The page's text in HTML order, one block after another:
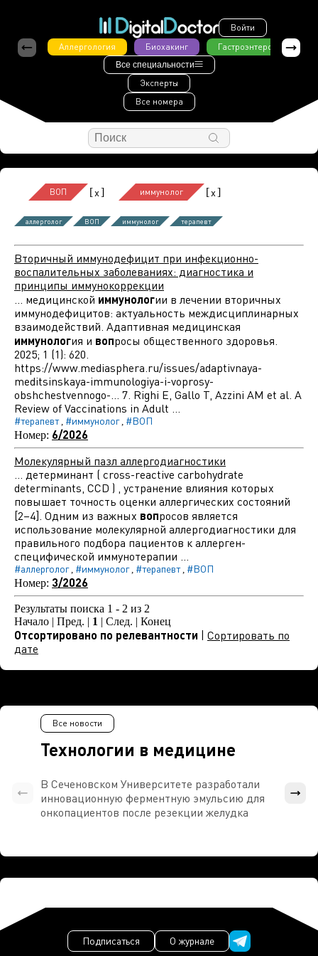
Войти
Аллергология
Биохакинг Гастроэнтерология
Все специальности
Эксперты
Все номера
ВОП [x] иммунолог [x]
аллерголог ВОП иммунолог терапевт
Вторичный иммунодефицит при инфекционно-
воспалительных заболеваниях: диагностика и
принципы иммунокоррекции
... медицинской иммунологии в лечении вторичных
иммунодефицитов: актуальность междисциплинарных
взаимодействий. Адаптивная медицинская
иммунология и вопросы общественного здоровья.
2025; 1 (1): 620.
https://www.mediasphera.ru/issues/adaptivnaya-
meditsinskaya-immunologiya-i-voprosy-
obshchestvennogo-... 7. Righi E, Gallo T, Azzini AM et al. A
Review of Vaccinations in Adult ...
#терапевт, #иммунолог, #ВОП
Номер: 6/2026
Молекулярный пазл аллергодиагностики
... детерминант ( cross-reactive carbohydrate
determinants, CCD ) , устранение влияния которых
повышает точность оценки аллергических состояний
[2–4]. Одним из важных вопросов является
использование молекулярной аллергодиагностики для
правильного подбора пациентов к аллерген-
специфической иммунотерапии ...
#аллерголог, #иммунолог, #терапевт, #ВОП
Номер: 3/2026
Результаты поиска 1 - 2 из 2
Начало | Пред. | 1 | След. | Конец
Отсортировано по релевантности
Сортировать по
дате
Технологии в медицине
Все новости
В Сеченовском Университете разработали
инновационную ферментную эмульсию для
онкопациентов после резекции желудка
Подписаться О журнале